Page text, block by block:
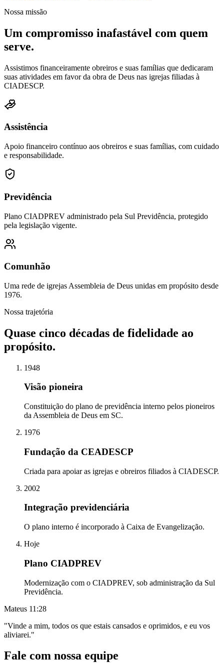
Nossa missão
Um compromisso inafastável com quem
serve.
Assistimos financeiramente obreiros e suas famílias que dedicaram
suas atividades em favor da obra de Deus nas igrejas filiadas à
CIADESCP.
Assistência
Apoio financeiro contínuo aos obreiros e suas famílias, com cuidado
e responsabilidade.
Previdência
Plano CIADPREV administrado pela Sul Previdência, protegido
pela legislação vigente.
Comunhão
Uma rede de igrejas Assembleia de Deus unidas em propósito desde
1976.
Nossa trajetória
Quase cinco décadas de fidelidade ao
propósito.
1948
Visão pioneira
Constituição do plano de previdência interno pelos pioneiros
da Assembleia de Deus em SC.
1976
Fundação da CEADESCP
Criada para apoiar as igrejas e obreiros filiados à CIADESCP.
2002
Integração previdenciária
O plano interno é incorporado à Caixa de Evangelização.
Hoje
Plano CIADPREV
Modernização com o CIADPREV, sob administração da Sul
Previdência.
Mateus 11:28
"Vinde a mim, todos os que estais cansados e oprimidos, e eu vos
aliviarei."
Fale com nossa equipe